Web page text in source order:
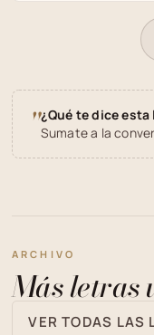
"¿Qué te dice esta
Sumate a la
ARCHIVO
Más letras
VER TODAS LAS